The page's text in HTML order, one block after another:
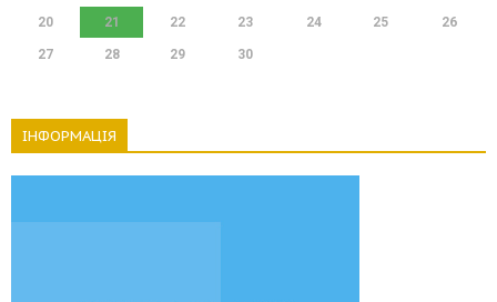
20 21 22 23 24 25 26
27 28 29 30
ІНФОРМАЦІЯ